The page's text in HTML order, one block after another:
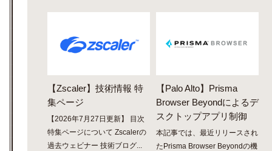
【Zscaler】技術情報 特
集ページ
【2026年7月27日更新】 目次
特集ページについて Zscalerの
過去ウェビナー 技術ブログ...
【Palo Alto】Prisma
Browser Beyondによるデ
スクトップアプリ制御
本記事では、最近リリースされ
たPrisma Browser Beyondの機